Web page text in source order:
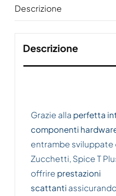
Descrizione
Descrizione
Grazie alla perfetta
componenti
entrambe sviluppate
Zucchetti, Spice T
offrire prestazioni
scattanti